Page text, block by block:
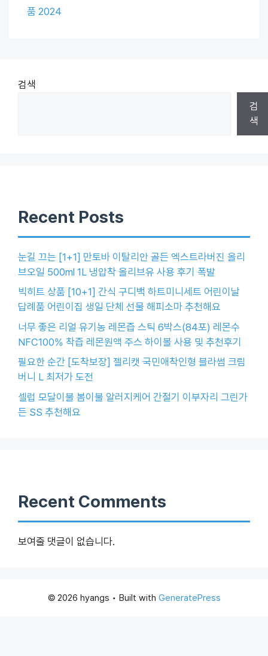
품 2024
검색
검
색
Recent Posts
눈길 끄는 [1+1] 만토바 이탈리안 골든 엑스트라버진 올리
브오일 500ml 1L 냉압착 올리브유 사용 후기 폭발
빅히트 상품 [10+1] 간식 구디백 하트미니세트 어린이날
답례품 어린이집 생일 단체 선물 해피소마 추천해요
너무 좋은 리얼 유기농 레몬즙 스틱 6박스(84포) 레몬수
NFC100% 착즙 레몬원액 주스 하이볼 사용 및 추천후기
필요한 순간 [도착보장] 젤리캣 국민애착인형 블라썸 크림
버니 L 최저가 도전
셀럽 모달이불 봄이불 알러지케어 간절기 이부자리 그린가
든 SS 추천해요
Recent Comments
보여줄 댓글이 없습니다.
© 2026 hyangs • Built with GeneratePress